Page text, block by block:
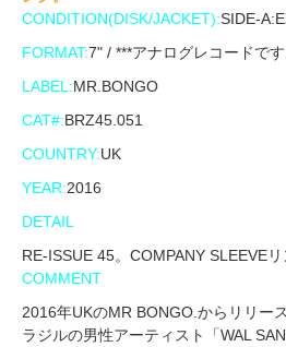
CONDITION(DISK/JACKET):SIDE-
FORMAT:7" / ***アナログレコードで
LABEL:MR.BONGO
CAT#:BRZ45.051
COUNTRY:UK
YEAR:2016
DETAIL
RE-ISSUE 45。COMPANY SLEEVE
COMMENT
2016年UKのMR BONGO.からリリー
ラジルの男性アーティスト「WAL